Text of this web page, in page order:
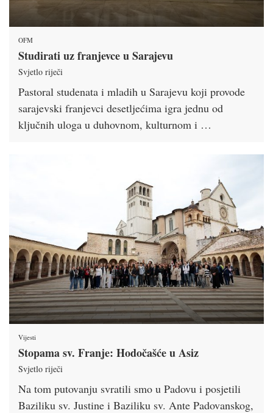
OFM
Studirati uz franjevce u Sarajevu
Svjetlo riječi
Pastoral studenata i mladih u Sarajevu koji provode
sarajevski franjevci desetljećima igra jednu od
ključnih uloga u duhovnom, kulturnom i …
Vijesti
Stopama sv. Franje: Hodočašće u Asiz
Svjetlo riječi
Na tom putovanju svratili smo u Padovu i posjetili
Baziliku sv. Justine i Baziliku sv. Ante Padovanskog,